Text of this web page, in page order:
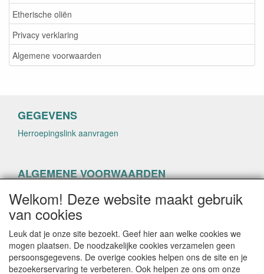
Etherische oliën
Privacy verklaring
Algemene voorwaarden
GEGEVENS
Herroepingslink aanvragen
ALGEMENE VOORWAARDEN
Herroepingslink aanvragen
CONTACTGEGEVENS
Welkom! Deze website maakt gebruik
van cookies
Leuk dat je onze site bezoekt. Geef hier aan welke cookies we
mogen plaatsen. De noodzakelijke cookies verzamelen geen
persoonsgegevens. De overige cookies helpen ons de site en je
bezoekerservaring te verbeteren. Ook helpen ze ons om onze